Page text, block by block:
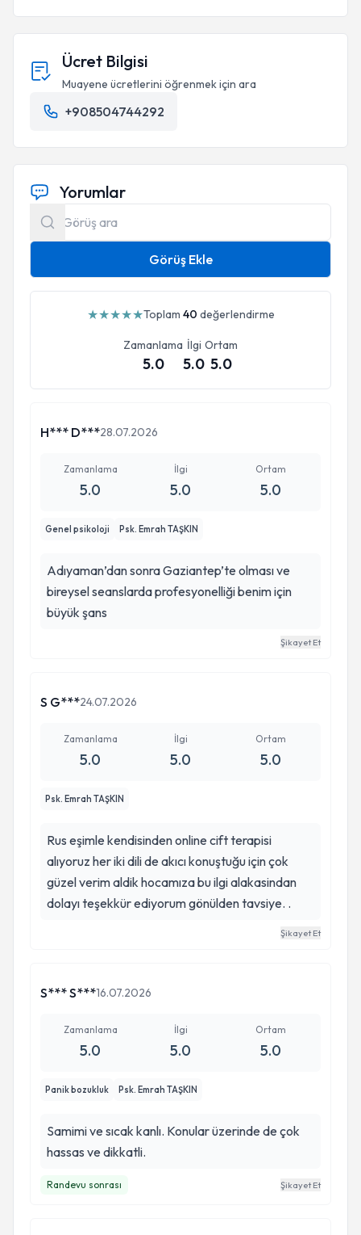
Ücret Bilgisi
Muayene ücretlerini öğrenmek için ara
+908504744292
Yorumlar
Görüş Ekle
★★★★★Toplam 40 değerlendirme
Zamanlama
5.0
İlgi
5.0
Ortam
5.0
H*** D***28.07.2026
Zamanlama
5.0
İlgi
5.0
Ortam
5.0
Genel psikoloji Psk. Emrah TAŞKIN
Adıyaman’dan sonra Gaziantep’te olması ve
bireysel seanslarda profesyonelliği benim için
büyük şans
Şikayet Et
S G***24.07.2026
Zamanlama
5.0
İlgi
5.0
Ortam
5.0
Psk. Emrah TAŞKIN
Rus eşimle kendisinden online cift terapisi
alıyoruz her iki dili de akıcı konuştuğu için çok
güzel verim aldik hocamıza bu ilgi alakasindan
dolayı teşekkür ediyorum gönülden tavsiye. .
Şikayet Et
S*** S***16.07.2026
Zamanlama
5.0
İlgi
5.0
Ortam
5.0
Panik bozukluk Psk. Emrah TAŞKIN
Samimi ve sıcak kanlı. Konular üzerinde de çok
hassas ve dikkatli.
Randevu sonrası Şikayet Et